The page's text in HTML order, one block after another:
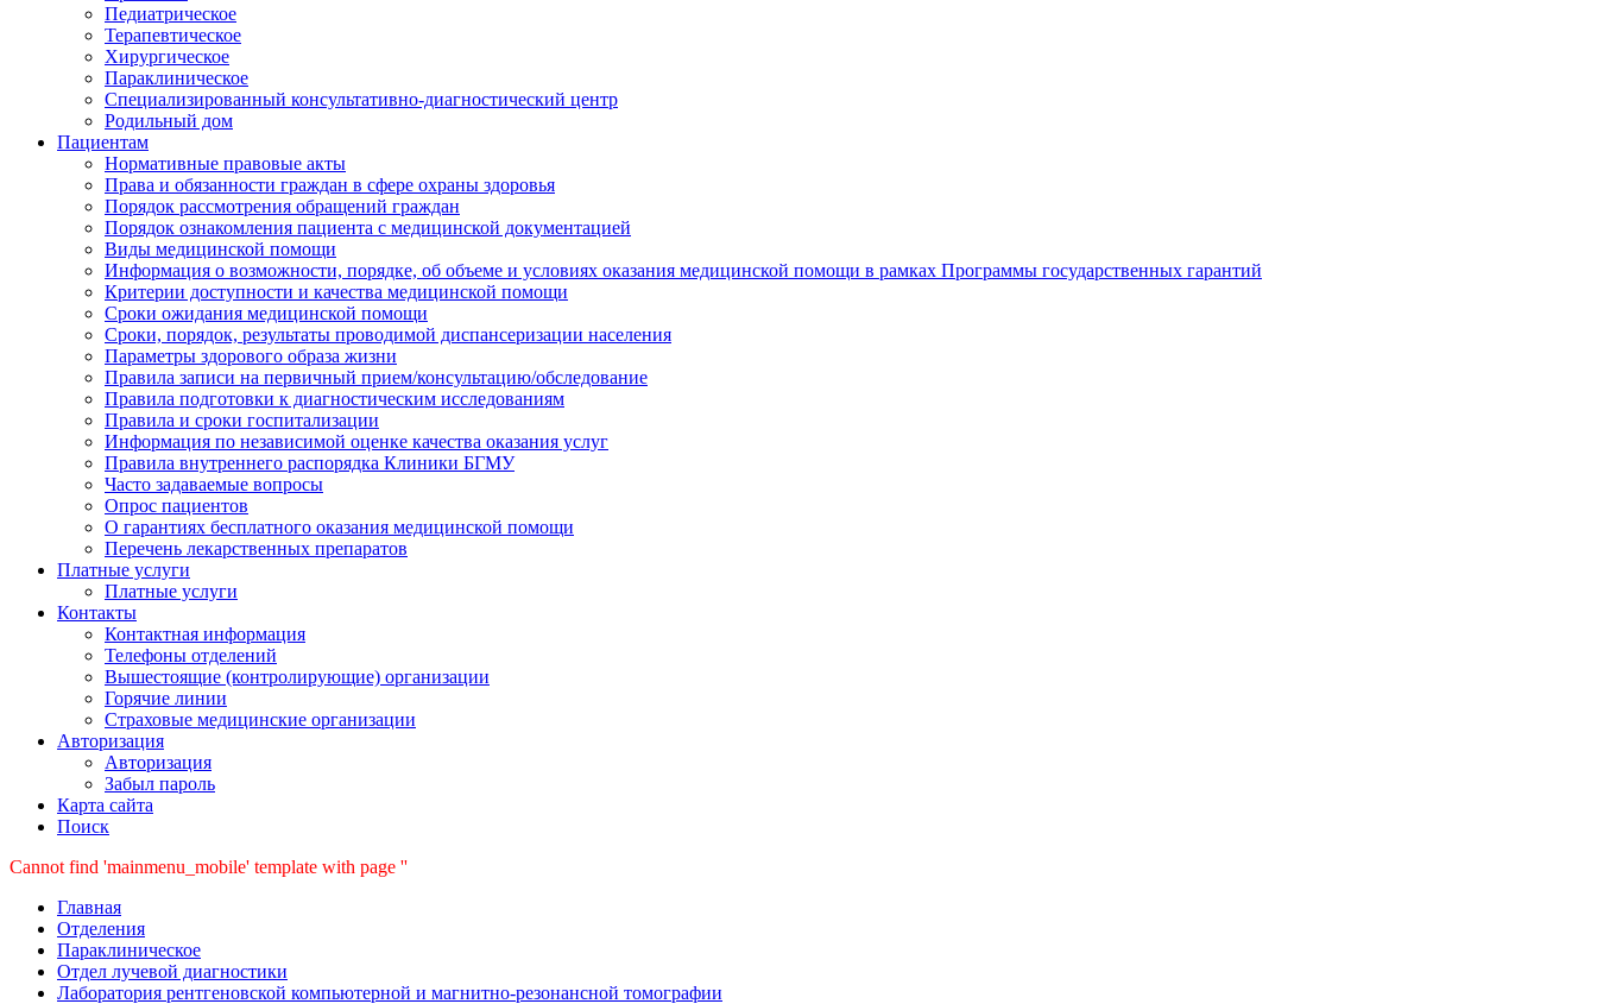
Педиатрическое
Терапевтическое
Хирургическое
Параклиническое
Специализированный консультативно-диагностический центр
Родильный дом
Пациентам
Нормативные правовые акты
Права и обязанности граждан в сфере охраны здоровья
Порядок рассмотрения обращений граждан
Порядок ознакомления пациента с медицинской документацией
Виды медицинской помощи
Информация о возможности, порядке, об объеме и условиях оказания медицинской помощи в рамках Программы государственных гарантий
Критерии доступности и качества медицинской помощи
Сроки ожидания медицинской помощи
Сроки, порядок, результаты проводимой диспансеризации населения
Параметры здорового образа жизни
Правила записи на первичный прием/консультацию/обследование
Правила подготовки к диагностическим исследованиям
Правила и сроки госпитализации
Информация по независимой оценке качества оказания услуг
Правила внутреннего распорядка Клиники БГМУ
Часто задаваемые вопросы
Опрос пациентов
О гарантиях бесплатного оказания медицинской помощи
Перечень лекарственных препаратов
Платные услуги
Платные услуги
Контакты
Контактная информация
Телефоны отделений
Вышестоящие (контролирующие) организации
Горячие линии
Страховые медицинские организации
Авторизация
Авторизация
Забыл пароль
Карта сайта
Поиск
Cannot find 'mainmenu_mobile' template with page ''
Главная
Отделения
Параклиническое
Отдел лучевой диагностики
Лаборатория рентгеновской компьютерной и магнитно-резонансной томографии